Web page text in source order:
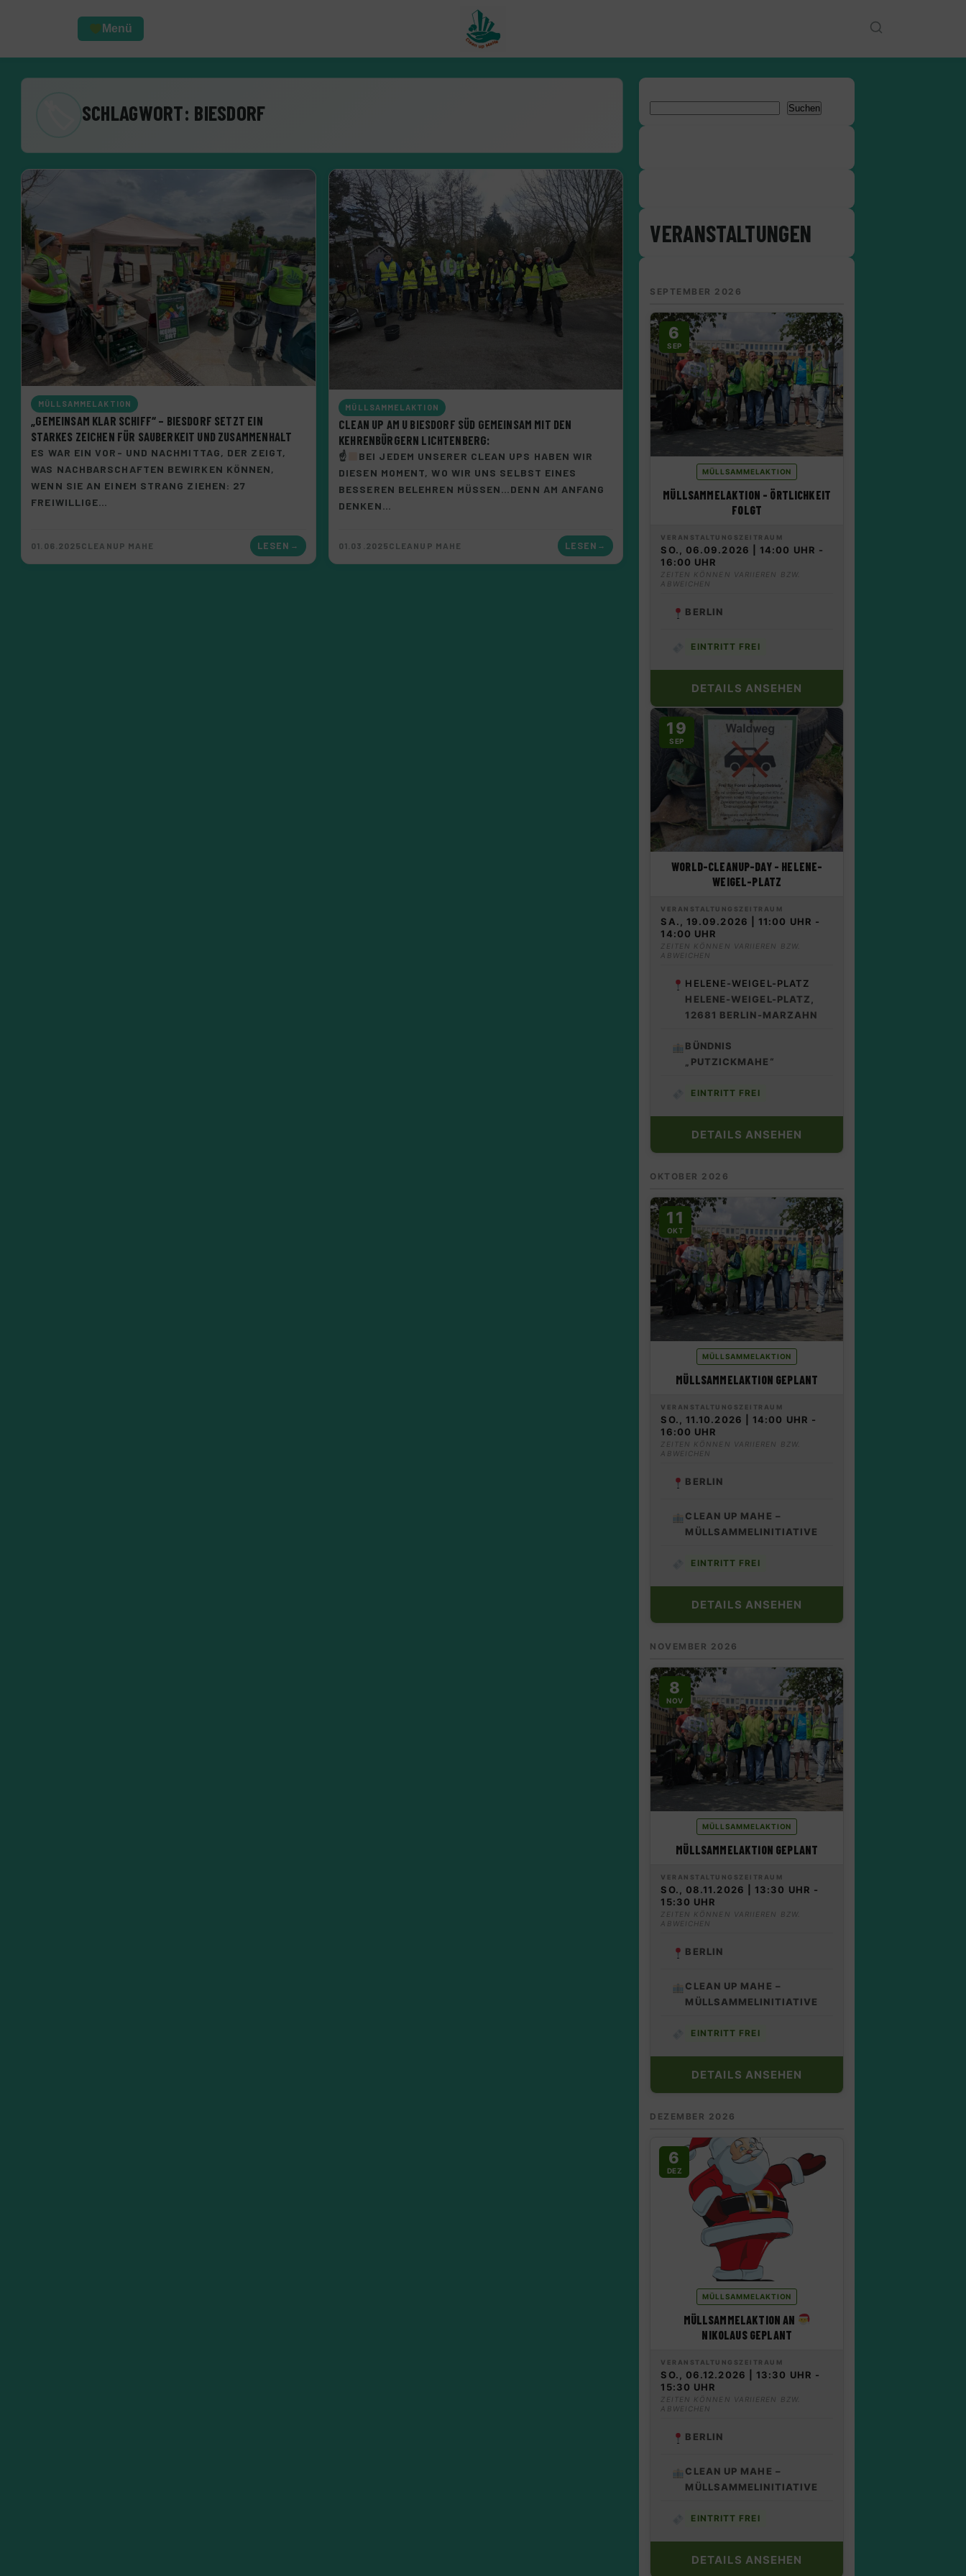
Menü
SCHLAGWORT: BIESDORF
MÜLLSAMMELAKTION
„GEMEINSAM KLAR SCHIFF“ – BIESDORF SETZT EIN
STARKES ZEICHEN FÜR SAUBERKEIT UND ZUSAMMENHALT
ES WAR EIN VOR- UND NACHMITTAG, DER ZEIGT,
WAS NACHBARSCHAFTEN BEWIRKEN KÖNNEN,
WENN SIE AN EINEM STRANG ZIEHEN: 27
FREIWILLIGE…
01.06.2025 CLEANUP MAHE LESEN
MÜLLSAMMELAKTION
CLEAN UP AM U BIESDORF SÜD GEMEINSAM MIT DEN
KEHRENBÜRGERN LICHTENBERG:
☝
BEI JEDEM UNSERER CLEAN UPS HABEN WIR
DIESEN MOMENT, WO WIR UNS SELBST EINES
BESSEREN BELEHREN MÜSSEN…DENN AM ANFANG
DENKEN…
01.03.2025 CLEANUP MAHE LESEN
Suchen
VERANSTALTUNGEN
SEPTEMBER 2026
6
SEP
MÜLLSAMMELAKTION
MÜLLSAMMELAKTION – ÖRTLICHKEIT
FOLGT
VERANSTALTUNGSZEITRAUM
SO., 06.09.2026 | 14:00 UHR -
16:00 UHR
ZEITEN KÖNNEN VARIIEREN BZW.
ABWEICHEN
BERLIN
EINTRITT FREI
DETAILS ANSEHEN
19
SEP
WORLD-CLEANUP-DAY – HELENE-
WEIGEL-PLATZ
VERANSTALTUNGSZEITRAUM
SA., 19.09.2026 | 11:00 UHR -
14:00 UHR
ZEITEN KÖNNEN VARIIEREN BZW.
ABWEICHEN
HELENE-WEIGEL-PLATZ
HELENE-WEIGEL-PLATZ,
12681 BERLIN-MARZAHN
BÜNDNIS
„PUTZICKMAHE“
EINTRITT FREI
DETAILS ANSEHEN
OKTOBER 2026
11
OKT
MÜLLSAMMELAKTION
MÜLLSAMMELAKTION GEPLANT
VERANSTALTUNGSZEITRAUM
SO., 11.10.2026 | 14:00 UHR -
16:00 UHR
ZEITEN KÖNNEN VARIIEREN BZW.
ABWEICHEN
BERLIN
CLEAN UP MAHE –
MÜLLSAMMELINITIATIVE
EINTRITT FREI
DETAILS ANSEHEN
NOVEMBER 2026
8
NOV
MÜLLSAMMELAKTION
MÜLLSAMMELAKTION GEPLANT
VERANSTALTUNGSZEITRAUM
SO., 08.11.2026 | 13:30 UHR -
15:30 UHR
ZEITEN KÖNNEN VARIIEREN BZW.
ABWEICHEN
BERLIN
CLEAN UP MAHE –
MÜLLSAMMELINITIATIVE
EINTRITT FREI
DETAILS ANSEHEN
DEZEMBER 2026
6
DEZ
MÜLLSAMMELAKTION
MÜLLSAMMELAKTION AN
NIKOLAUS GEPLANT
VERANSTALTUNGSZEITRAUM
SO., 06.12.2026 | 13:30 UHR -
15:30 UHR
ZEITEN KÖNNEN VARIIEREN BZW.
ABWEICHEN
BERLIN
CLEAN UP MAHE –
MÜLLSAMMELINITIATIVE
EINTRITT FREI
DETAILS ANSEHEN